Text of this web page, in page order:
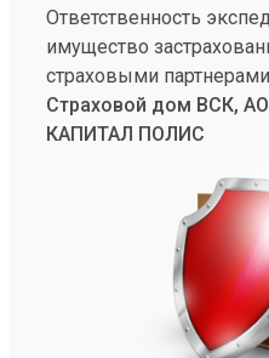
Ответственность
имущество
страховыми
Страховой дом ВСК,
КАПИТАЛ ПОЛИС